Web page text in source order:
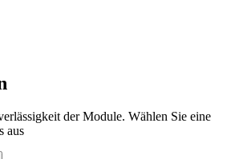
der Module. Wählen Sie eine
aus